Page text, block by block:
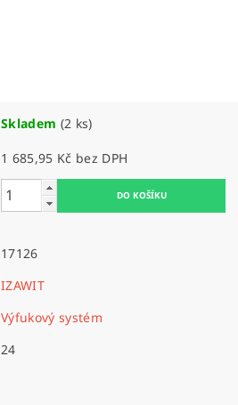
Skladem (2 ks)
1 685,95 Kč bez DPH
17126
IZAWIT
Výfukový systém
24